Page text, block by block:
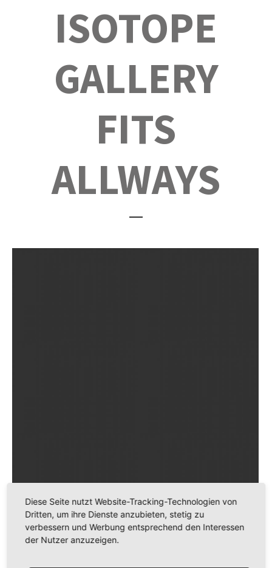
ISOTOPE
GALLERY
FITS
ALLWAYS
Diese Seite nutzt Website-Tracking-Technologien von
Dritten, um ihre Dienste anzubieten, stetig zu
verbessern und Werbung entsprechend den Interessen
der Nutzer anzuzeigen.